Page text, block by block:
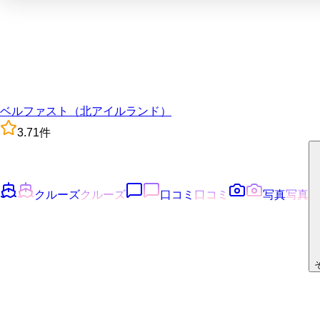
ベルファスト（北アイルランド）
3.71件
クルーズクルーズ 口コミ 口コミ 写真写真